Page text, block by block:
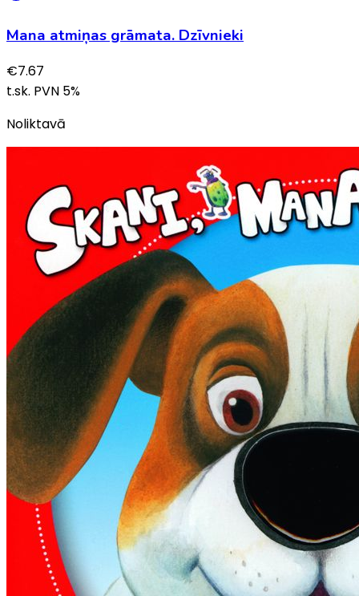
Mana atmiņas grāmata. Dzīvnieki
€7.67
t.sk. PVN 5%
Noliktavā